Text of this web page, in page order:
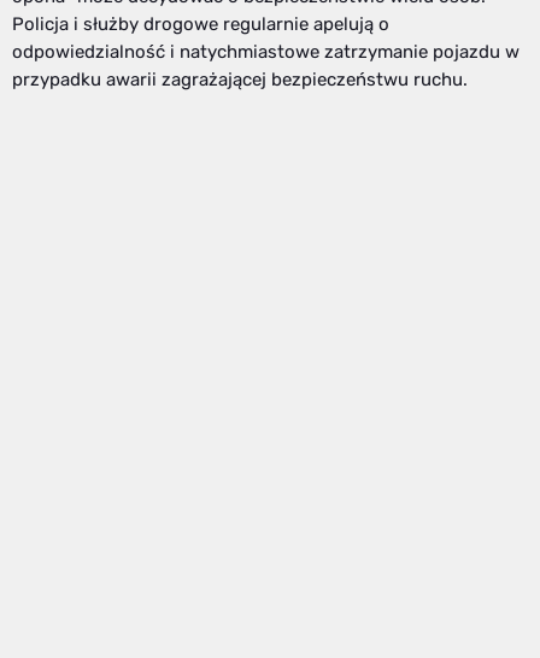
Policja i służby drogowe regularnie apelują o
odpowiedzialność i natychmiastowe zatrzymanie pojazdu w
przypadku awarii zagrażającej bezpieczeństwu ruchu.